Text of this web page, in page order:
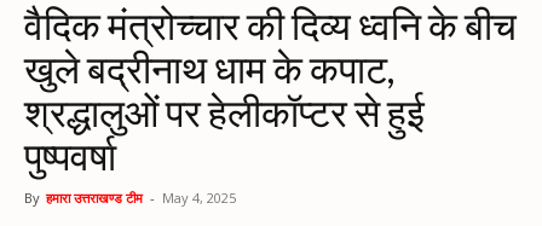
वैदिक मंत्रोच्चार की दिव्य ध्वनि के बीच
खुले बद्रीनाथ धाम के कपाट,
श्रद्धालुओं पर हेलीकॉप्टर से हुई
पुष्पवर्षा
By हमारा उत्तराखण्ड टीम - May 4, 2025